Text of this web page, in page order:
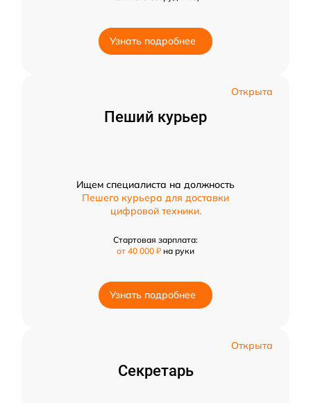
Узнать подробнее
Открыта
Пеший курьер
Ищем специалиста на должность
Пешего курьера для доставки
цифровой техники.
Стартовая зарплата:
от 40 000 ₽ на руки
Узнать подробнее
Открыта
Секретарь